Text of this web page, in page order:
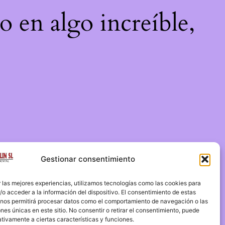
Gestionar consentimiento
las mejores experiencias, utilizamos tecnologías como las cookies para
o acceder a la información del dispositivo. El consentimiento de estas
permitirá procesar datos como el comportamiento de navegación o las
únicas en este sitio. No consentir o retirar el consentimiento, puede
a ciertas características y funciones.
en algo increíble,